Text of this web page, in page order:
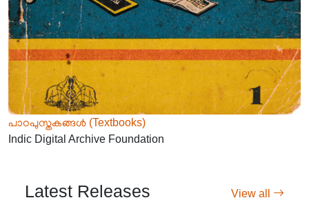
പാഠപുസ്തകങ്ങൾ (Textbooks)
Indic Digital Archive Foundation
Latest Releases View all